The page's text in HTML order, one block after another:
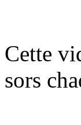
Cette
sors